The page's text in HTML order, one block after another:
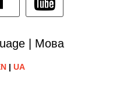
| Мова
| UA